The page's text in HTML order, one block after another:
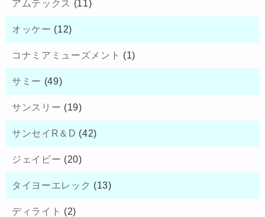
アムテックス (11)
オッケー (12)
コナミアミューズメント (1)
サミー (49)
サンスリー (19)
サンセイR＆D (42)
ジェイビー (20)
タイヨーエレック (13)
ディライト (2)